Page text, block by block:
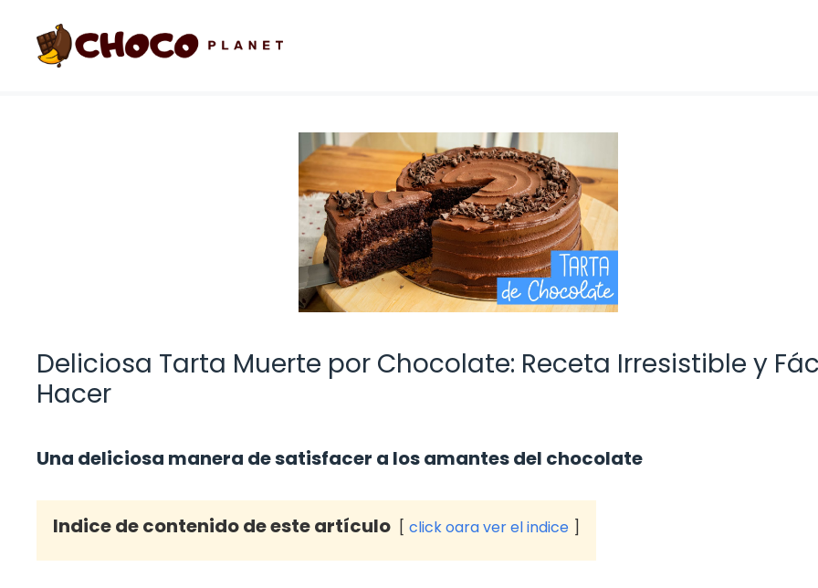
contenido
Deliciosa Tarta Muerte por Chocolate: Receta Irresistible y
Hacer
Una deliciosa manera de satisfacer a los amantes del chocolate
Indice de contenido de este artículo click oara ver el indice